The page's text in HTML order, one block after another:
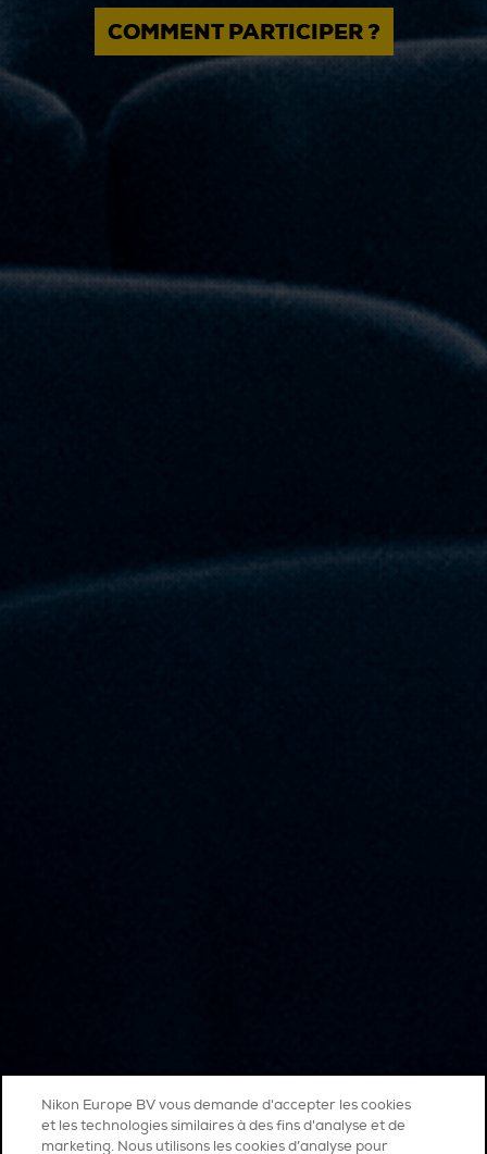
COMMENT PARTICIPER ?
Nikon Europe BV vous demande d'accepter les cookies
et les technologies similaires à des fins d'analyse et de
marketing. Nous utilisons les cookies d’analyse pour